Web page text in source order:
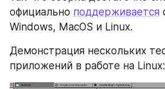
официально поддерживается
Windows, MacOS и Linux.
Демонстрация нескольких
приложений в работе на Linux: